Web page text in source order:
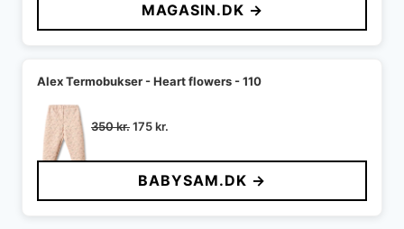
var:
350 kr..
er:
175 kr..
MAGASIN.DK →
Alex Termobukser - Heart flowers - 110
350kr.Den
pris
var:
350 kr..
175kr.
pris
er:
175 kr..
BABYSAM.DK →